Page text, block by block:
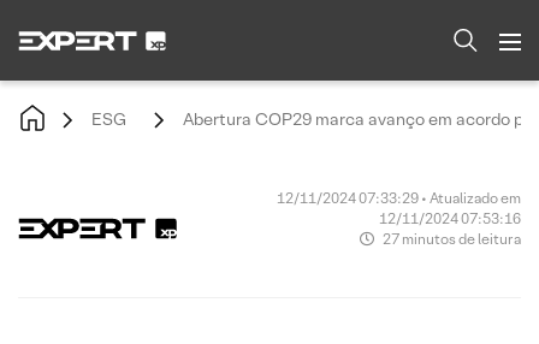
ESG Abertura COP29 marca avanço em acordo
12/11/2024 07:33:29 • Atualizado em
12/11/2024 07:53:16
27 minutos de leitura